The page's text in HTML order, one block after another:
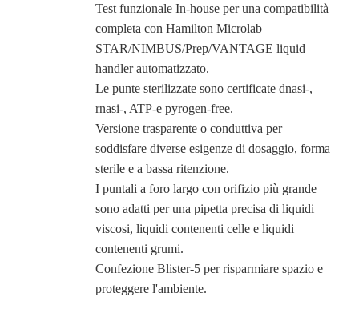
Test funzionale In-house per una compatibilità
completa con Hamilton Microlab
STAR/NIMBUS/Prep/VANTAGE liquid
handler automatizzato.
Le punte sterilizzate sono certificate dnasi-,
rnasi-, ATP-e pyrogen-free.
Versione trasparente o conduttiva per
soddisfare diverse esigenze di dosaggio, forma
sterile e a bassa ritenzione.
I puntali a foro largo con orifizio più grande
sono adatti per una pipetta precisa di liquidi
viscosi, liquidi contenenti celle e liquidi
contenenti grumi.
Confezione Blister-5 per risparmiare spazio e
proteggere l'ambiente.